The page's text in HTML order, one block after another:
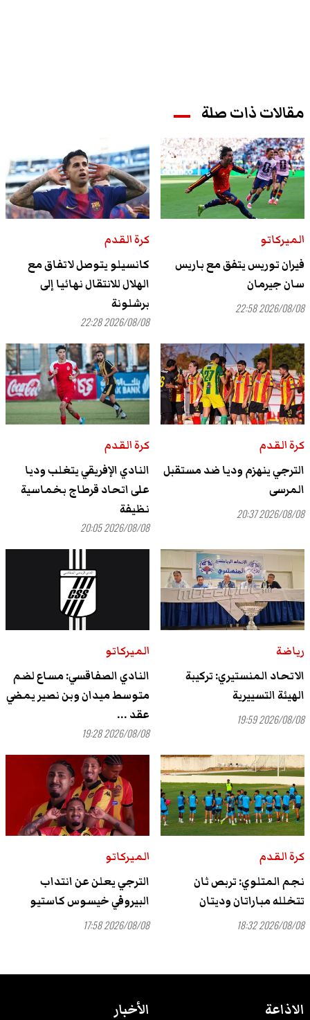
مقالات ذات صلة
الميركاتو
فيران توريس يتفق مع باريس
سان جيرمان
2026/08/08 22:58
كرة القدم
كانسيلو يتوصل لاتفاق مع
الهلال للانتقال نهائيا إلى
برشلونة
2026/08/08 22:28
كرة القدم
الترجي ينهزم وديا ضد مستقبل
المرسى
2026/08/08 20:37
كرة القدم
النادي الإفريقي يتغلب وديا
على اتحاد قرطاج بخماسية
نظيفة
2026/08/08 20:05
رياضة
الاتحاد المنستيري: تركيبة
الهيئة التسييرية
2026/08/08 19:59
الميركاتو
النادي الصفاقسي: مساع لضم
متوسط ميدان وبن نصير يمضي
عقد ...
2026/08/08 19:28
كرة القدم
نجم المتلوي: تربص ثان
تتخلله مباراتان وديتان
2026/08/08 18:32
الميركاتو
الترجي يعلن عن انتداب
البيروفي خيسوس كاستيو
2026/08/08 17:58
الاذاعة الأخبار